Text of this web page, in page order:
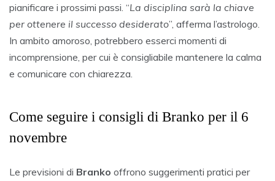
pianificare i prossimi passi. “La disciplina sarà la chiave
per ottenere il successo desiderato”, afferma l’astrologo.
In ambito amoroso, potrebbero esserci momenti di
incomprensione, per cui è consigliabile mantenere la calma
e comunicare con chiarezza.
Come seguire i consigli di Branko per il 6
novembre
Le previsioni di Branko offrono suggerimenti pratici per